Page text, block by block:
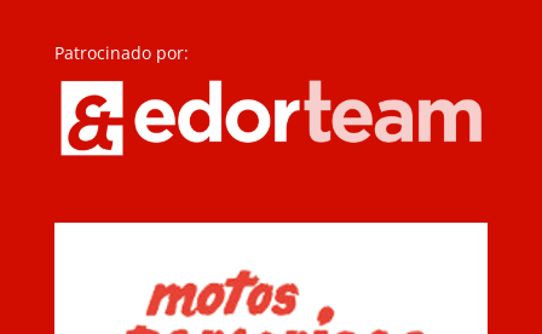
Patrocinado por: